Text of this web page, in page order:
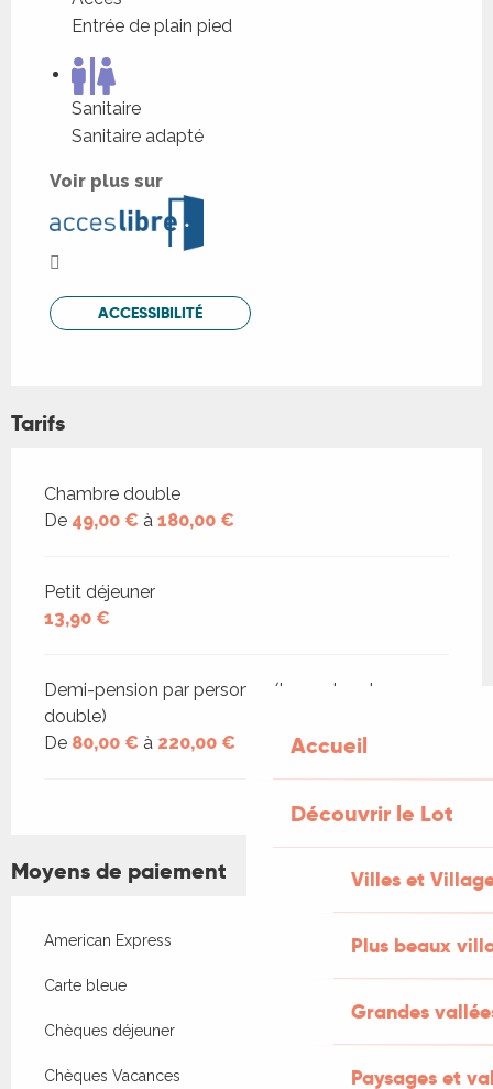
Accueil
Découvrir le Lot
Villes et
Plus beaux
Grandes
Paysages et
Entrée de plain pied
Sanitaire
Sanitaire adapté
Voir plus sur
ACCESSIBILITÉ
Tarifs
Tarifs 2026
Chambre double
De 49,00 € à 180,00 €
Petit déjeuner
13,90 €
Demi-pension par personne (base chambre
double)
De 80,00 € à 220,00 €
Moyens de paiement
American Express
Carte bleue
Chèques déjeuner
Chèques Vacances